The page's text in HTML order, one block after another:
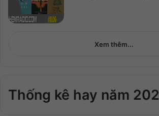
Xem thêm...
Thống kê hay năm